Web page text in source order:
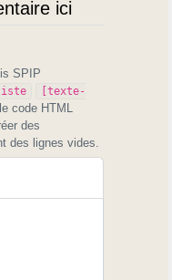
ici
SPIP
[texte-
code HTML
des
des lignes vides.